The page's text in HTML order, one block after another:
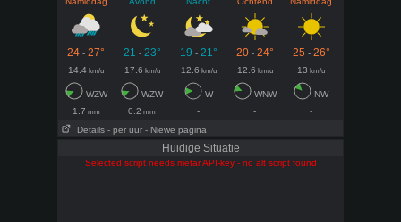
24 - 27° 21 - 23° 19 - 21° 20- 24° 25 - 26°
14.4 km/u 17.6 km/u 12.6 km/u 12.6 km/u 13 km/u
WZW WZW W WNW
NW
1.7 mm 0.2 mm - -
-
Details - per uur - Niewe pagina
Huidige Situatie
Selected script needs metar API-key - no alt script found